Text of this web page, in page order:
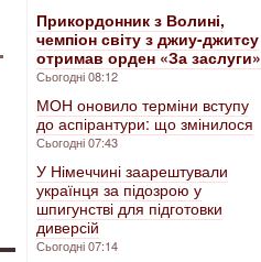
Прикордонник з Волині,
чемпіон світу з джиу-джитсу
отримав орден «За заслуги»
Сьогодні 08:12
МОН оновило терміни вступу
до аспірантури: що змінилося
Сьогодні 07:43
У Німеччині заарештували
українця за підозрою у
шпигунстві для підготовки
диверсій
Сьогодні 07:14